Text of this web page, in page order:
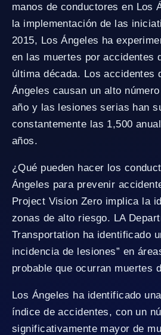
manos de conductores en Los
la implementación de las
2015, Los Ángeles ha
en las muertes por accidentes
última década. Los accidentes
Ángeles causan un alto
año y las lesiones serias han
constantemente las 1,500
años.
¿Qué pueden hacer los
Ángeles para prevenir
Project Vision Zero implica la
zonas de alto riesgo. LA
Transportation ha identificado
incidencia de lesiones” en
probable que ocurran muertes
Los Ángeles ha identificado
índice de accidentes, con un
significativamente mayor de